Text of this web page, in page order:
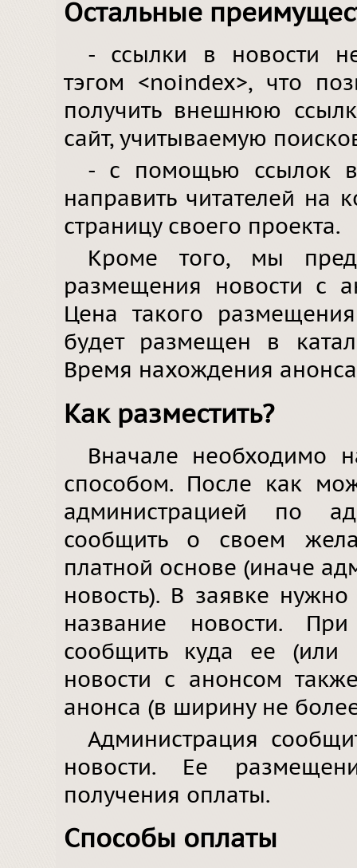
Остальные
- ссылки в новости
тэгом <noindex>, что
получить внешнюю
сайт, учитываемую
- с помощью ссылок
направить читателей на
страницу своего проекта.
Кроме того, мы
размещения новости с
Цена такого
будет размещен в
Время нахождения
Как разместить?
Вначале необходимо
способом. После как
администрацией по
сообщить о своем
платной основе (иначе
новость). В заявке
название новости.
сообщить куда ее (или
новости с анонсом
анонса (в ширину не
Администрация
новости. Ее
получения оплаты.
Способы оплаты